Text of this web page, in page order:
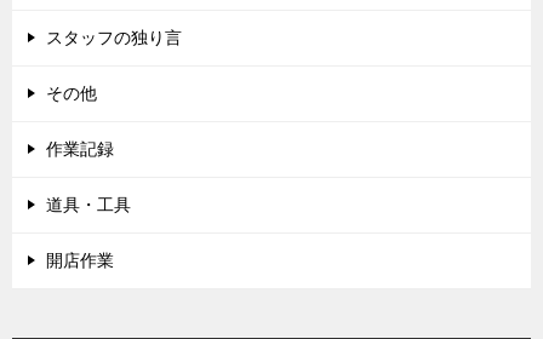
スタッフの独り言
その他
作業記録
道具・工具
開店作業